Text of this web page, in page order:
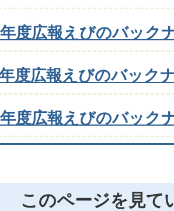
度広報えびのバック
度広報えびのバック
度広報えびのバック
このページを見て